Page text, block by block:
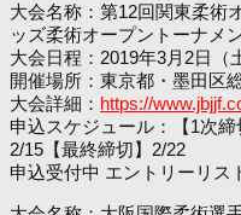
大会名称：第12回関東柔術
ッズ柔術オープントーナメ
大会日程：2019年3月2日（
開催場所：東京都・墨田区
大会詳細： https://
申込スケジュール：【1次締
2/15【最終締切】2/22
申込受付中 エントリーリス